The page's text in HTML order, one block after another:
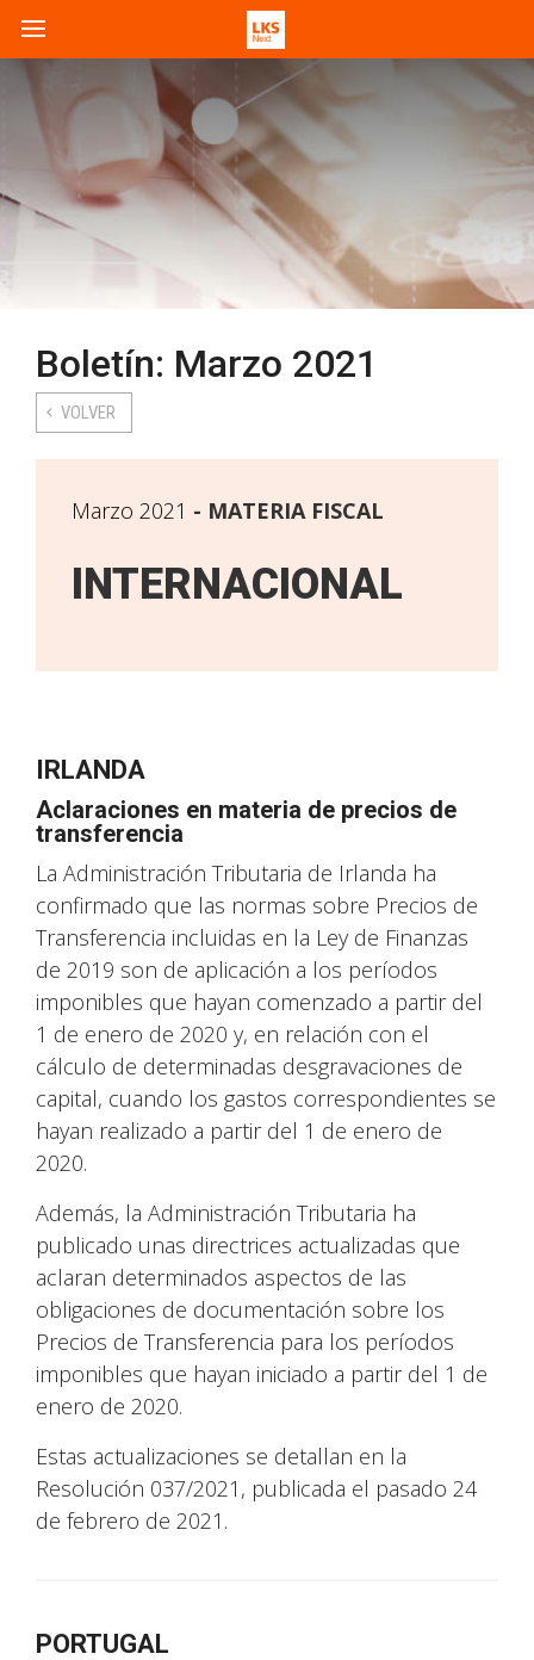
Boletín: Marzo 2021
VOLVER
Marzo 2021 MATERIA FISCAL
INTERNACIONAL
IRLANDA
Aclaraciones en materia de precios de
transferencia
La Administración Tributaria de Irlanda ha
confirmado que las normas sobre Precios de
Transferencia incluidas en la Ley de Finanzas
de 2019 son de aplicación a los períodos
imponibles que hayan comenzado a partir del
1 de enero de 2020 y, en relación con el
cálculo de determinadas desgravaciones de
capital, cuando los gastos correspondientes se
hayan realizado a partir del 1 de enero de
2020.
Además, la Administración Tributaria ha
publicado unas directrices actualizadas que
aclaran determinados aspectos de las
obligaciones de documentación sobre los
Precios de Transferencia para los períodos
imponibles que hayan iniciado a partir del 1 de
enero de 2020.
Estas actualizaciones se detallan en la
Resolución 037/2021, publicada el pasado 24
de febrero de 2021.
PORTUGAL